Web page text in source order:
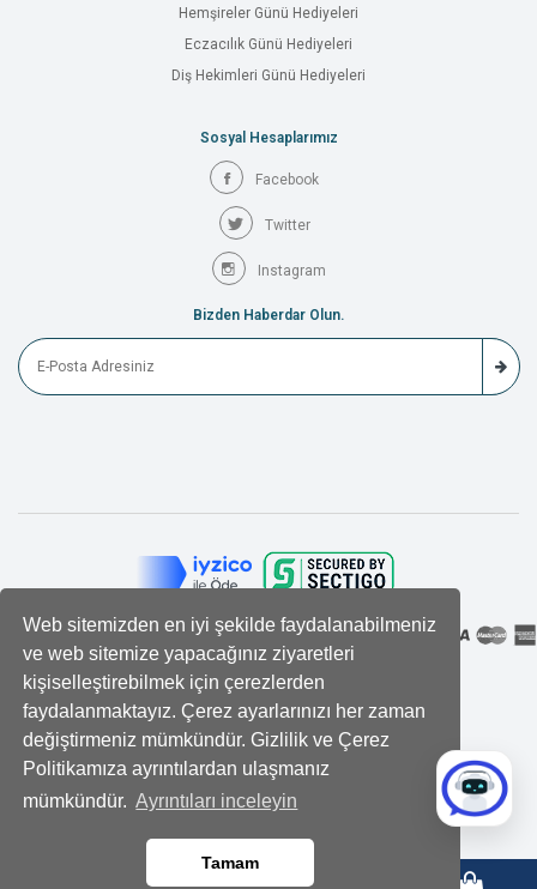
Web sitemizden en iyi şekilde faydalanabilmeniz
ve web sitemize yapacağınız ziyaretleri
kişiselleştirebilmek için çerezlerden
faydalanmaktayız. Çerez ayarlarınızı her zaman
değiştirmeniz mümkündür. Gizlilik ve Çerez
Politikamıza ayrıntılardan ulaşmanız
mümkündür. Ayrıntıları inceleyin
Tamam
Hemşireler Günü Hediyeleri
Eczacılık Günü Hediyeleri
Diş Hekimleri Günü Hediyeleri
Sosyal Hesaplarımız
Facebook
Twitter
Instagram
Bizden Haberdar Olun.